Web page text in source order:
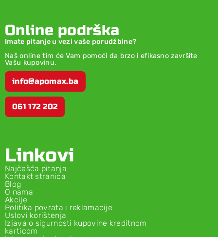
Online podrška
Imate pitanje u vezi vaše porudžbine?
Naš online tim će Vam pomoći da brzo i efikasno završite
Vašu kupovinu.
info@apomax.ba
061 172 202
Linkovi
Najčešća pitanja
Kontakt stranica
Blog
O nama
Akcije
Politika povrata i reklamacije
Uslovi korištenja
Izjava o sigurnosti kupovine kreditnom
karticom